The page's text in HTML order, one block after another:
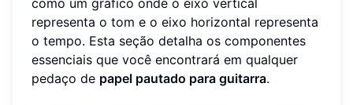
representa o tom e o eixo horizontal representa
o tempo. Esta seção detalha os componentes
essenciais que você encontrará em qualquer
pedaço de papel pautado para guitarra.